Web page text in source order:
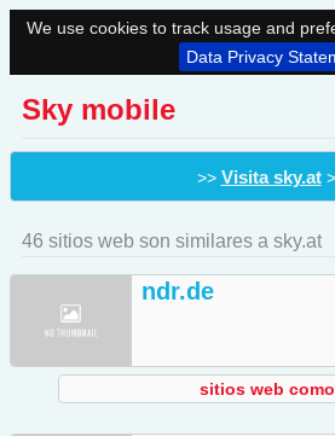
We use cookies to track usage and
Data Privacy
Sky mobile
>> Visita sky.at
46 sitios web son similares a sky.at
ndr.de
sitios web